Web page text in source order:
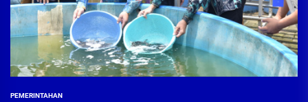
PEMERINTAHAN